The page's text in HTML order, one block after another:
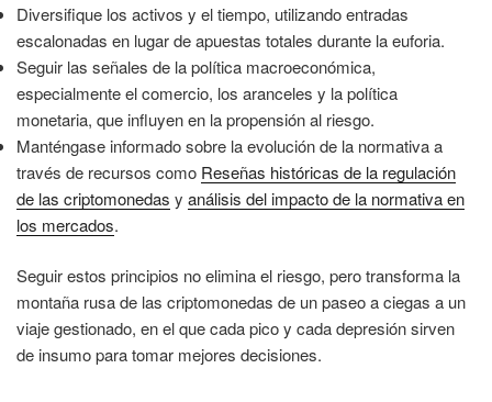
Diversifique los activos y el tiempo, utilizando entradas
escalonadas en lugar de apuestas totales durante la euforia.
Seguir las señales de la política macroeconómica,
especialmente el comercio, los aranceles y la política
monetaria, que influyen en la propensión al riesgo.
Manténgase informado sobre la evolución de la normativa a
través de recursos como Reseñas históricas de la regulación
de las criptomonedas y análisis del impacto de la normativa en
los mercados.
Seguir estos principios no elimina el riesgo, pero transforma la
montaña rusa de las criptomonedas de un paseo a ciegas a un
viaje gestionado, en el que cada pico y cada depresión sirven
de insumo para tomar mejores decisiones.